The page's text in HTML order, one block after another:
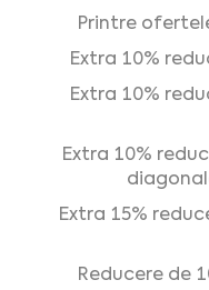
Printre
Extra 10%
Extra 10%
Extra 10%
Extra 15%
Reducere de